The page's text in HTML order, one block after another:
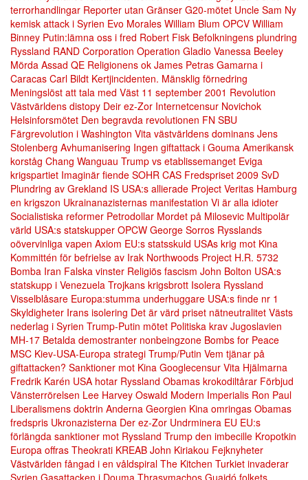
terrorhandlingar Reporter utan Gränser G20-mötet Uncle Sam Ny
kemisk attack i Syrien Evo Morales William Blum OPCV William
Binney Putin:lämna oss i fred Robert Fisk Befolkningens plundring
Ryssland RAND Corporation Operation Gladio Vanessa Beeley
Mörda Assad QE Religionens ok James Petras Gamarna i
Caracas Carl Bildt Kertjincidenten. Mänsklig förnedring
Meningslöst att tala med Väst 11 september 2001 Revolution
Västvärldens distopy Deir ez-Zor Internetcensur Novichok
Helsinforsmötet Den begravda revolutionen FN SBU
Färgrevolution i Washington Vita västvärldens dominans Jens
Stolenberg Avhumanisering Ingen giftattack i Gouma Amerikansk
korståg Chang Wanguau Trump vs etablissemanget Eviga
krigspartiet Imaginär fiende SOHR CAS Fredspriset 2009 SvD
Plundring av Grekland IS USA:s allierade Project Veritas Hamburg
en krigszon Ukrainanazisternas manifestation Vi är alla idioter
Socialistiska reformer Petrodollar Mordet på Milosevic Multipolär
värld USA:s statskupper OPCW George Sorros Rysslands
oövervinliga vapen Axiom EU:s statsskuld USAs krig mot Kina
Kommittén för befrielse av Irak Northwoods Project H.R. 5732
Bomba Iran Falska vinster Religiös fascism John Bolton USA:s
statskupp i Venezuela Trojkans krigsbrott Isolera Ryssland
Visselblåsare Europa:stumma underhuggare USA:s finde nr 1
Skyldigheter Irans isolering Det är värd priset nätneutralitet Västs
nederlag i Syrien Trump-Putin mötet Politiska krav Jugoslavien
MH-17 Betalda demostranter nonbeingzone Bombs for Peace
MSC Kiev-USA-Europa strategi Trump/Putin Vem tjänar på
giftattacken? Sanktioner mot Kina Googlecensur Vita Hjälmarna
Fredrik Karén USA hotar Ryssland Obamas krokodiltårar Förbjud
Vänsterrörelsen Lee Harvey Oswald Modern Imperialis Ron Paul
Liberalismens doktrin Anderna Georgien Kina omringas Obamas
fredspris Ukronazisterna Der ez-Zor Undrminera EU EU:s
förlängda sanktioner mot Ryssland Trump den imbecille Kropotkin
Europa offras Theokrati KREAB John Kiriakou Fejknyheter
Västvärlden fångad i en våldspiral The Kitchen Turkiet invaderar
Syrien Gasattacken i Douma Thrasymachos Guaidó folkets